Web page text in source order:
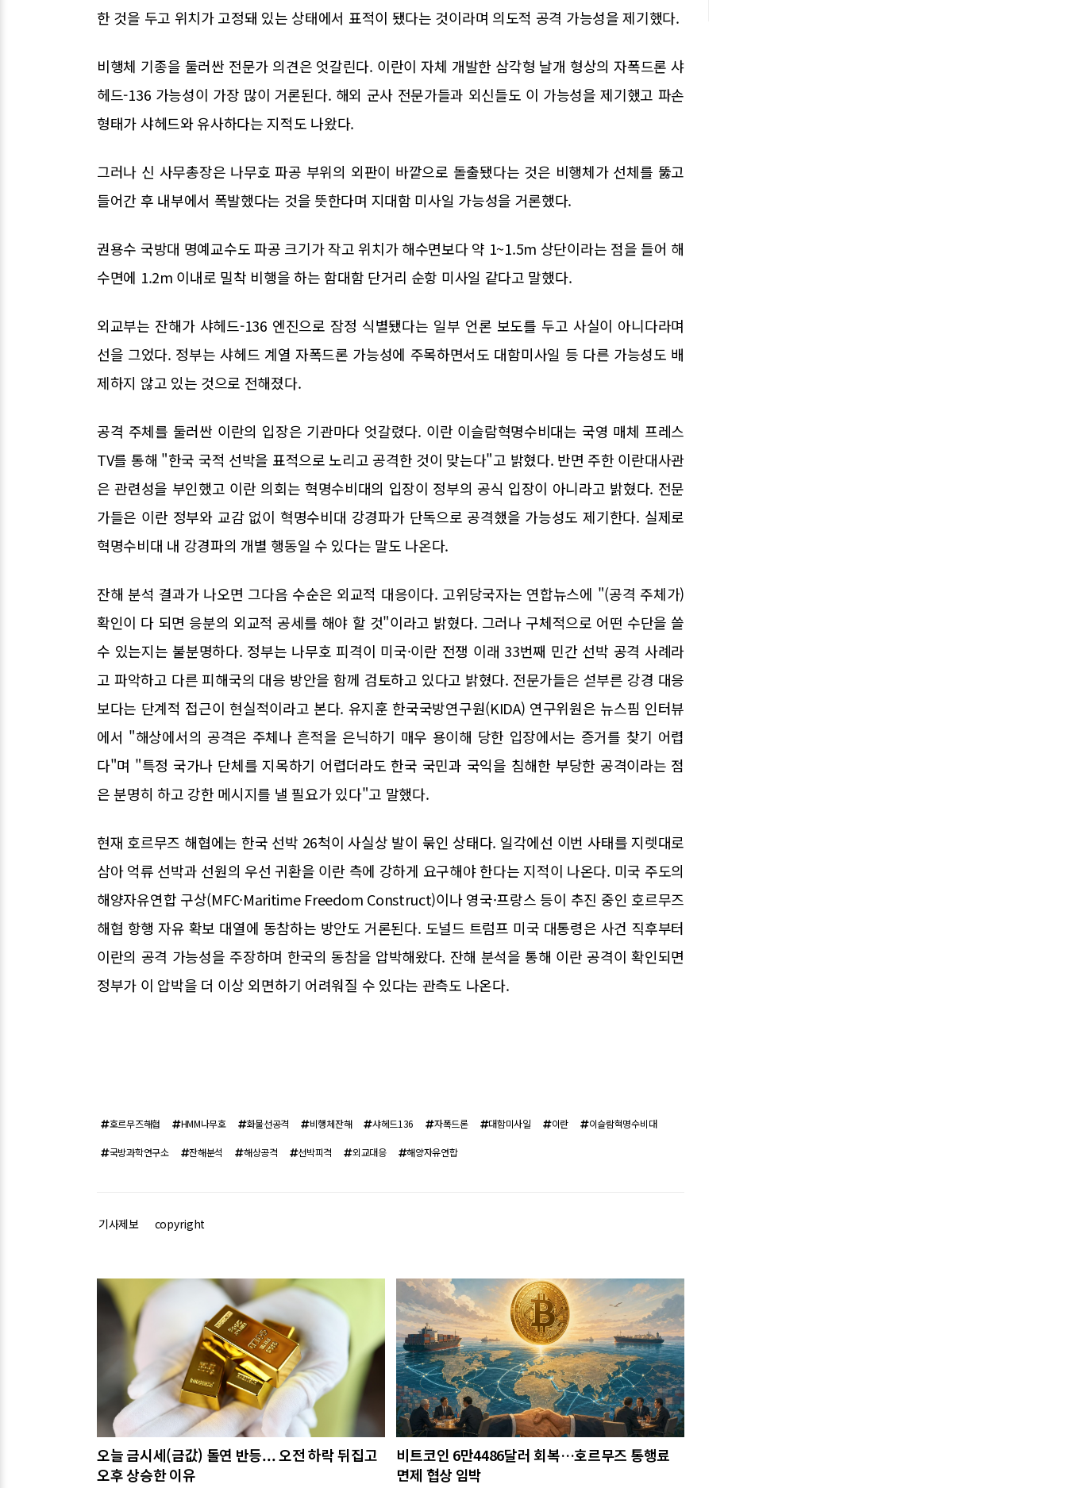
한 것을 두고 위치가 고정돼 있는 상태에서 표적이 됐다는 것이라며 의도적 공격 가능성을 제기했다.
비행체 기종을 둘러싼 전문가 의견은 엇갈린다. 이란이 자체 개발한 삼각형 날개 형상의 자폭드론 샤
헤드-136 가능성이 가장 많이 거론된다. 해외 군사 전문가들과 외신들도 이 가능성을 제기했고 파손
형태가 샤헤드와 유사하다는 지적도 나왔다.
그러나 신 사무총장은 나무호 파공 부위의 외판이 바깥으로 돌출됐다는 것은 비행체가 선체를 뚫고
들어간 후 내부에서 폭발했다는 것을 뜻한다며 지대함 미사일 가능성을 거론했다.
권용수 국방대 명예교수도 파공 크기가 작고 위치가 해수면보다 약 1~1.5m 상단이라는 점을 들어 해
수면에 1.2m 이내로 밀착 비행을 하는 함대함 단거리 순항 미사일 같다고 말했다.
외교부는 잔해가 샤헤드-136 엔진으로 잠정 식별됐다는 일부 언론 보도를 두고 사실이 아니다라며
선을 그었다. 정부는 샤헤드 계열 자폭드론 가능성에 주목하면서도 대함미사일 등 다른 가능성도 배
제하지 않고 있는 것으로 전해졌다.
공격 주체를 둘러싼 이란의 입장은 기관마다 엇갈렸다. 이란 이슬람혁명수비대는 국영 매체 프레스
TV를 통해 "한국 국적 선박을 표적으로 노리고 공격한 것이 맞는다"고 밝혔다. 반면 주한 이란대사관
은 관련성을 부인했고 이란 의회는 혁명수비대의 입장이 정부의 공식 입장이 아니라고 밝혔다. 전문
가들은 이란 정부와 교감 없이 혁명수비대 강경파가 단독으로 공격했을 가능성도 제기한다. 실제로
혁명수비대 내 강경파의 개별 행동일 수 있다는 말도 나온다.
잔해 분석 결과가 나오면 그다음 수순은 외교적 대응이다. 고위당국자는 연합뉴스에 "(공격 주체가)
확인이 다 되면 응분의 외교적 공세를 해야 할 것"이라고 밝혔다. 그러나 구체적으로 어떤 수단을 쓸
수 있는지는 불분명하다. 정부는 나무호 피격이 미국·이란 전쟁 이래 33번째 민간 선박 공격 사례라
고 파악하고 다른 피해국의 대응 방안을 함께 검토하고 있다고 밝혔다. 전문가들은 섣부른 강경 대응
보다는 단계적 접근이 현실적이라고 본다. 유지훈 한국국방연구원(KIDA) 연구위원은 뉴스핌 인터뷰
에서 "해상에서의 공격은 주체나 흔적을 은닉하기 매우 용이해 당한 입장에서는 증거를 찾기 어렵
다"며 "특정 국가나 단체를 지목하기 어렵더라도 한국 국민과 국익을 침해한 부당한 공격이라는 점
은 분명히 하고 강한 메시지를 낼 필요가 있다"고 말했다.
현재 호르무즈 해협에는 한국 선박 26척이 사실상 발이 묶인 상태다. 일각에선 이번 사태를 지렛대로
삼아 억류 선박과 선원의 우선 귀환을 이란 측에 강하게 요구해야 한다는 지적이 나온다. 미국 주도의
해양자유연합 구상(MFC·Maritime Freedom Construct)이나 영국·프랑스 등이 추진 중인 호르무즈
해협 항행 자유 확보 대열에 동참하는 방안도 거론된다. 도널드 트럼프 미국 대통령은 사건 직후부터
이란의 공격 가능성을 주장하며 한국의 동참을 압박해왔다. 잔해 분석을 통해 이란 공격이 확인되면
정부가 이 압박을 더 이상 외면하기 어려워질 수 있다는 관측도 나온다.
호르무즈해협 HMM나무호 화물선공격 비행체잔해 샤헤드136 자폭드론 대함미사일 이란 이슬람혁명수비대
국방과학연구소 잔해분석 해상공격 선박피격 외교대응 해양자유연합
기사제보 copyright
관련기사
오늘 금시세(금값) 돌연 반등... 오전 하락 뒤집고
오후 상승한 이유
비트코인 6만4486달러 회복…호르무즈 통행료
면제 협상 임박